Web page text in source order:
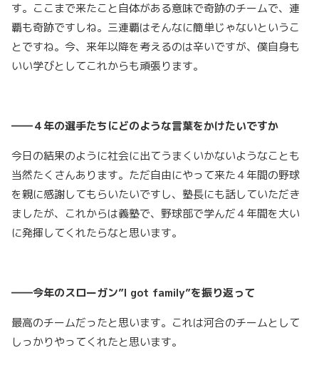
す。ここまで来たこと自体がある意味で奇跡のチームで、連
覇も奇跡ですしね。三連覇はそんなに簡単じゃないというこ
とですね。今、来年以降を考えるのは辛いですが、僕自身も
いい学びとしてこれからも頑張ります。
――４年の選手たちにどのような言葉をかけたいですか
今日の結果のように社会に出てうまくいかないようなことも
当然たくさんあります。ただ自由にやって来た４年間の野球
を親に感謝してもらいたいですし、塾長にも話していただき
ましたが、これからは義塾で、野球部で学んだ４年間を大い
に発揮してくれたらなと思います。
――今年のスローガン”I got family”を振り返って
最高のチームだったと思います。これは河合のチームとして
しっかりやってくれたと思います。